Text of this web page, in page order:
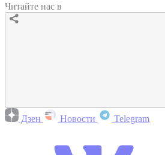
Читайте нас в
Дзен Новости Telegram